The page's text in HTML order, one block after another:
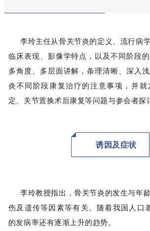
李玲主任从骨关节炎的定义、流行病
临床表现、影像学特点，以及不同阶段
多角度、多层面讲解，条理清晰、深入
炎不同阶段康复治疗的注意事项，并
定、关节置换术后康复等问题与参会者探
诱因及症状
李玲教授指出，骨关节炎的发生与年
伤及遗传等因素等有关。随着我国人口
的发病率还有逐渐上升的趋势。